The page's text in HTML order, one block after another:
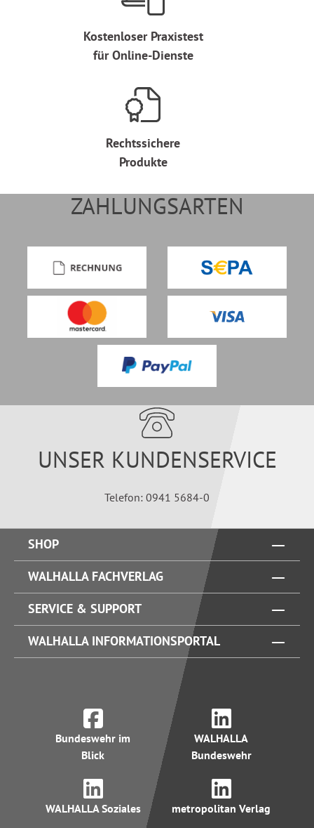
Kostenloser Praxistest
für Online-Dienste
Rechtssichere
Produkte
ZAHLUNGSARTEN
UNSER KUNDENSERVICE
Telefon: 0941 5684-0
SHOP
WALHALLA FACHVERLAG
SERVICE & SUPPORT
WALHALLA INFORMATIONSPORTAL
Bundeswehr im
Blick
WALHALLA
Bundeswehr
WALHALLA Soziales metropolitan Verlag